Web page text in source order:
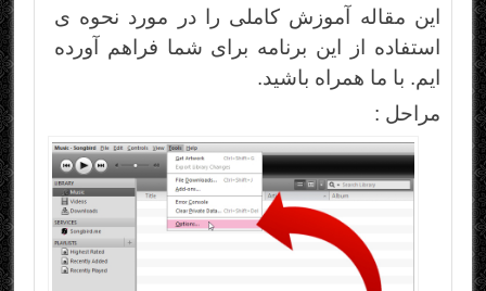
این مقاله آموزش کاملی را در مورد نحوه ی
استفاده از این برنامه برای شما فراهم آورده
ایم. با ما همراه باشید.
مراحل :